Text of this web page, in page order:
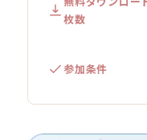
枚数
参加条件